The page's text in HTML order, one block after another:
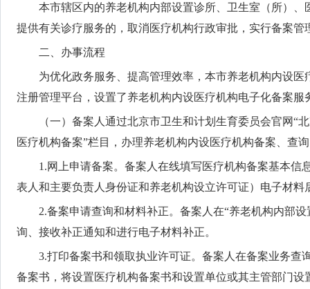
本市辖区内的养老机构内部设置诊所、卫生室（所）
提供有关诊疗服务的，取消医疗机构行政审批，实行备案
二、办事流程
为优化政务服务、提高管理效率，本市养老机构内设
注册管理平台，设置了养老机构内设医疗机构电子化备案服
（一）备案人通过北京市卫生和计划生育委员会官网
医疗机构备案”栏目，办理养老机构内设医疗机构备案、查
1.网上申请备案。备案人在线填写医疗机构备案基本
表人和主要负责人身份证和养老机构设立许可证）电子材料
2.备案申请查询和材料补正。备案人在“养老机构内部
询、接收补正通知和进行电子材料补正。
3.打印备案书和领取执业许可证。备案人在备案业务
备案书，将设置医疗机构备案书和设置单位或其主管部门